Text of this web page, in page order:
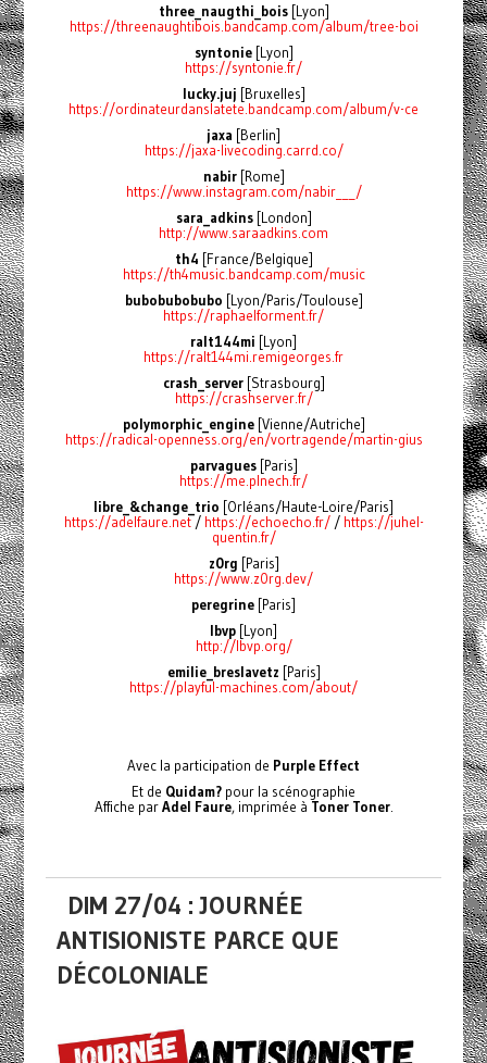
three_naugthi_bois[Lyon]
https://threenaughtibois.bandcamp.com/album/tree-boi
syntonie[Lyon]
https://syntonie.fr/
lucky.juj [Bruxelles]
https://ordinateurdanslatete.bandcamp.com/album/v-ce
jaxa [Berlin]
https://jaxa-livecoding.carrd.co/
nabir[Rome]
https://www.instagram.com/nabir___/
sara_adkins[London]
http://www.saraadkins.com
th4 [France/Belgique]
https://th4music.bandcamp.com/music
bubobubobubo [Lyon/Paris/Toulouse]
https://raphaelforment.fr/
ralt144mi [Lyon]
https://ralt144mi.remigeorges.fr
crash_server[Strasbourg]
https://crashserver.fr/
polymorphic_engine[Vienne/Autriche]
https://radical-openness.org/en/vortragende/martin-gius
parvagues[Paris]
https://me.plnech.fr/
libre_&change_trio [Orléans/Haute-Loire/Paris]
https://adelfaure.net/ https://echoecho.fr// https://juhel-
quentin.fr/
z0rg [Paris]
https://www.z0rg.dev/
peregrine [Paris]
lbvp [Lyon]
http://lbvp.org/
emilie_breslavetz [Paris]
https://playful-machines.com/about/
Avec la participation de Purple Effect
Et de Quidam? pour la scénographie
Affiche parAdel Faure, imprimée àToner Toner.
DIM 27/04 : JOURNÉE
ANTISIONISTE PARCE QUE
DÉCOLONIALE